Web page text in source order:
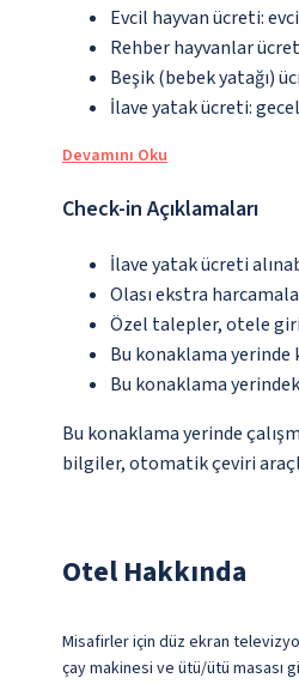
Evcil hayvan ücreti:
Rehber hayvanlar
Beşik (bebek yatağı)
İlave yatak ücreti:
Devamını Oku
Check-in Açıklamaları
İlave yatak ücreti
Olası ekstra
Özel talepler, otele
Bu konaklama
Bu konaklama
Bu konaklama yerinde
bilgiler, otomatik çeviri
Otel Hakkında
Misafirler için düz ekran
çay makinesi ve ütü/ütü masası